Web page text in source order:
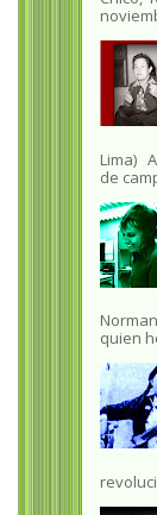
Lima)
de
quien